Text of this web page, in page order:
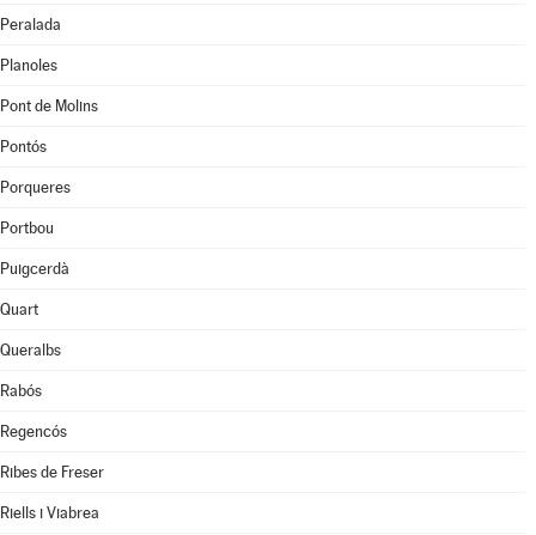
Peralada
Planoles
Pont de Molins
Pontós
Porqueres
Portbou
Puigcerdà
Quart
Queralbs
Rabós
Regencós
Ribes de Freser
Riells i Viabrea